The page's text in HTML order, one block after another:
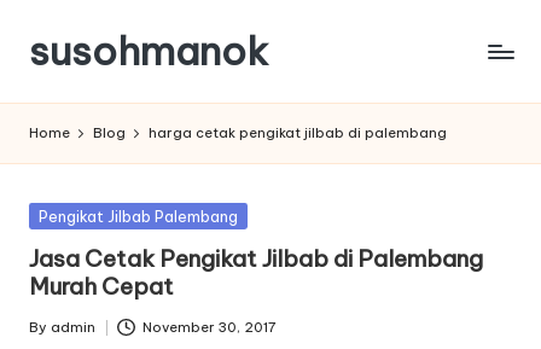
Skip
content
susohmanok
Home Blog harga cetak pengikat jilbab di palembang
Posted
Pengikat Jilbab Palembang
Jasa Cetak Pengikat Jilbab di Palembang
Murah Cepat
Posted
By admin November 30, 2017